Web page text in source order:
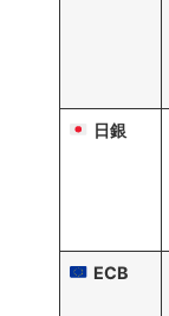
日銀
ECB